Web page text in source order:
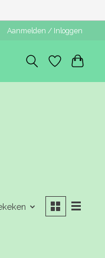
Aanmelden / Inloggen